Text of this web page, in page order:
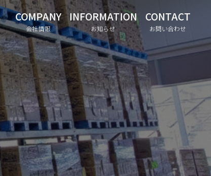
COMPANY
会社情報
INFORMATION
お知らせ
CONTACT
お問い合わせ